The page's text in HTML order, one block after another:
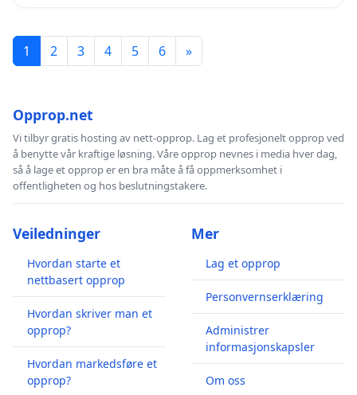
1 2 3 4 5 6 »
Opprop.net
Vi tilbyr gratis hosting av nett-opprop. Lag et profesjonelt opprop ved
å benytte vår kraftige løsning. Våre opprop nevnes i media hver dag,
så å lage et opprop er en bra måte å få oppmerksomhet i
offentligheten og hos beslutningstakere.
Veiledninger
Hvordan starte et
nettbasert opprop
Hvordan skriver man et
opprop?
Hvordan markedsføre et
opprop?
Mer
Lag et opprop
Personvernserklæring
Administrer
informasjonskapsler
Om oss